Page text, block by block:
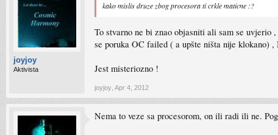
joyjoy
Aktivista
kako mislis druze zbog procesora ti crkle maticne :?
To stvarno ne bi znao objasniti ali sam se
se poruka OC failed ( a upšte ništa nije
Jest misteriozno !
joyjoy Apr 4, 2012
Nema to veze sa procesorom, on ili radi ili ne.